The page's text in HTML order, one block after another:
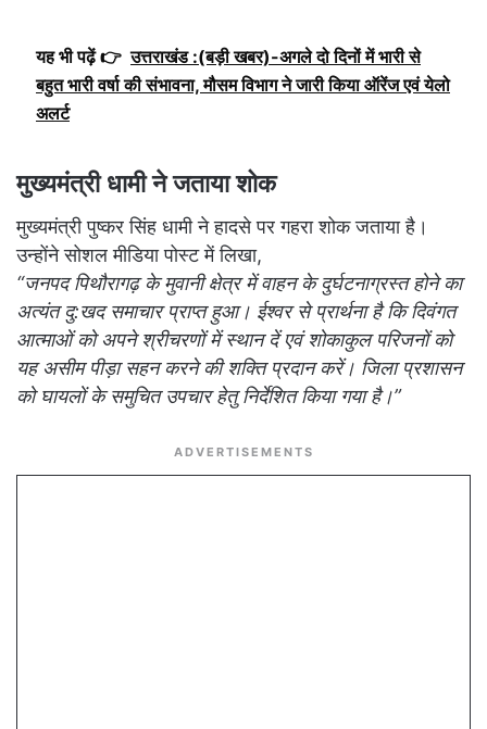
यह भी पढ़ें 👉 उत्तराखंड :(बड़ी खबर)-अगले दो दिनों में भारी से
बहुत भारी वर्षा की संभावना, मौसम विभाग ने जारी किया ऑरेंज एवं येलो
अलर्ट
मुख्यमंत्री धामी ने जताया शोक
मुख्यमंत्री पुष्कर सिंह धामी ने हादसे पर गहरा शोक जताया है।
उन्होंने सोशल मीडिया पोस्ट में लिखा,
“जनपद पिथौरागढ़ के मुवानी क्षेत्र में वाहन के दुर्घटनाग्रस्त होने का
अत्यंत दु:खद समाचार प्राप्त हुआ। ईश्वर से प्रार्थना है कि दिवंगत
आत्माओं को अपने श्रीचरणों में स्थान दें एवं शोकाकुल परिजनों को
यह असीम पीड़ा सहन करने की शक्ति प्रदान करें। जिला प्रशासन
को घायलों के समुचित उपचार हेतु निर्देशित किया गया है।”
ADVERTISEMENTS